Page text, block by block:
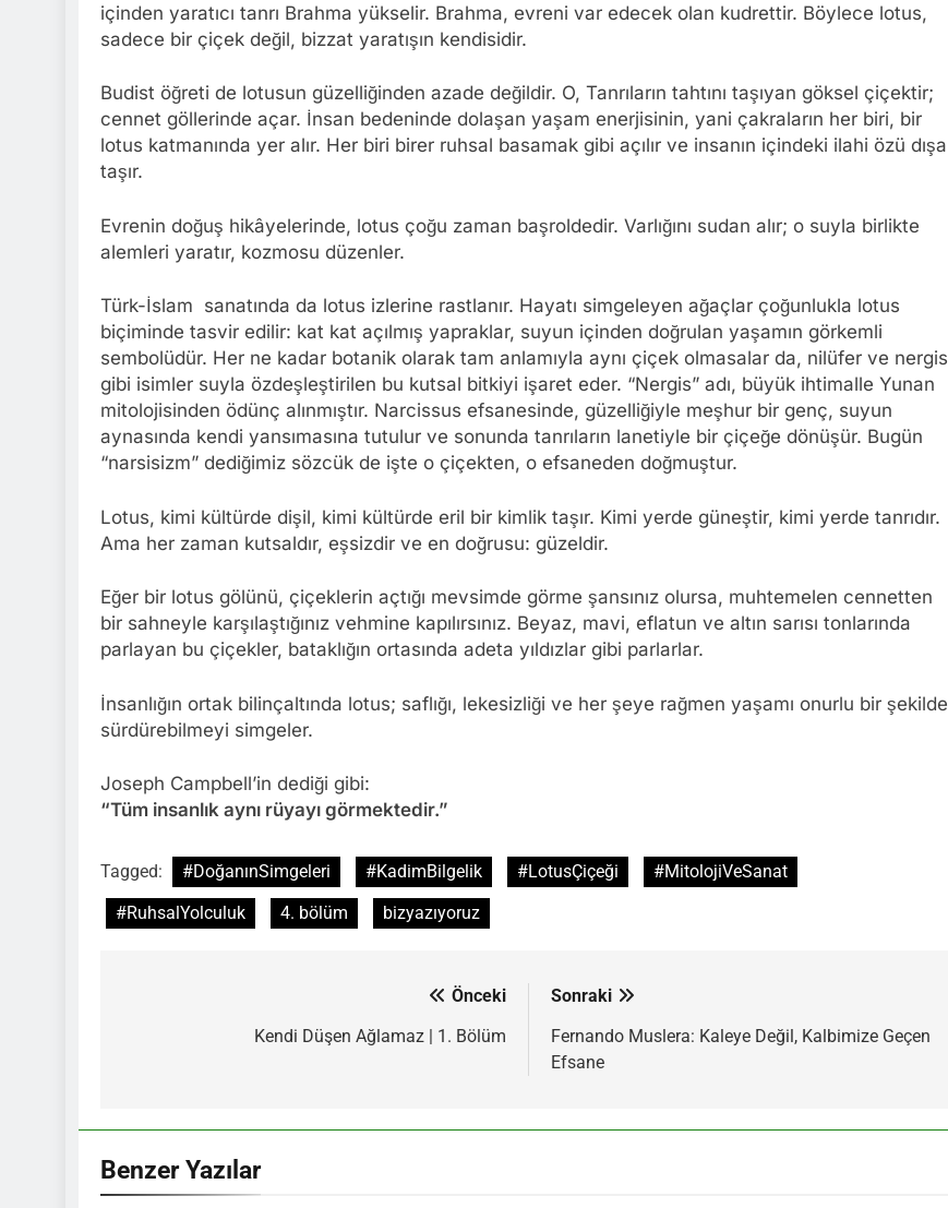
içinden yaratıcı tanrı Brahma yükselir. Brahma, evreni var edecek olan kudrettir. Böylece lotus,
sadece bir çiçek değil, bizzat yaratışın kendisidir.
Budist öğreti de lotusun güzelliğinden azade değildir. O, Tanrıların tahtını taşıyan göksel çiçektir;
cennet göllerinde açar. İnsan bedeninde dolaşan yaşam enerjisinin, yani çakraların her biri, bir
lotus katmanında yer alır. Her biri birer ruhsal basamak gibi açılır ve insanın içindeki ilahi özü dışa
taşır.
Evrenin doğuş hikâyelerinde, lotus çoğu zaman başroldedir. Varlığını sudan alır; o suyla birlikte
alemleri yaratır, kozmosu düzenler.
Türk-İslam sanatında da lotus izlerine rastlanır. Hayatı simgeleyen ağaçlar çoğunlukla lotus
biçiminde tasvir edilir: kat kat açılmış yapraklar, suyun içinden doğrulan yaşamın görkemli
sembolüdür. Her ne kadar botanik olarak tam anlamıyla aynı çiçek olmasalar da, nilüfer ve nergis
gibi isimler suyla özdeşleştirilen bu kutsal bitkiyi işaret eder. “Nergis” adı, büyük ihtimalle Yunan
mitolojisinden ödünç alınmıştır. Narcissus efsanesinde, güzelliğiyle meşhur bir genç, suyun
aynasında kendi yansımasına tutulur ve sonunda tanrıların lanetiyle bir çiçeğe dönüşür. Bugün
“narsisizm” dediğimiz sözcük de işte o çiçekten, o efsaneden doğmuştur.
Lotus, kimi kültürde dişil, kimi kültürde eril bir kimlik taşır. Kimi yerde güneştir, kimi yerde tanrıdır.
Ama her zaman kutsaldır, eşsizdir ve en doğrusu: güzeldir.
Eğer bir lotus gölünü, çiçeklerin açtığı mevsimde görme şansınız olursa, muhtemelen cennetten
bir sahneyle karşılaştığınız vehmine kapılırsınız. Beyaz, mavi, eflatun ve altın sarısı tonlarında
parlayan bu çiçekler, bataklığın ortasında adeta yıldızlar gibi parlarlar.
İnsanlığın ortak bilinçaltında lotus; saflığı, lekesizliği ve her şeye rağmen yaşamı onurlu bir şekilde
sürdürebilmeyi simgeler.
Joseph Campbell’in dediği gibi:
“Tüm insanlık aynı rüyayı görmektedir.”
Tagged: #DoğanınSimgeleri #KadimBilgelik #LotusÇiçeği
#MitolojiVeSanat
#RuhsalYolculuk
4. bölüm bizyazıyoruz
Önceki
Kendi Düşen Ağlamaz | 1. Bölüm
Sonraki
Fernando Muslera: Kaleye Değil, Kalbimize Geçen
Efsane
Benzer Yazılar